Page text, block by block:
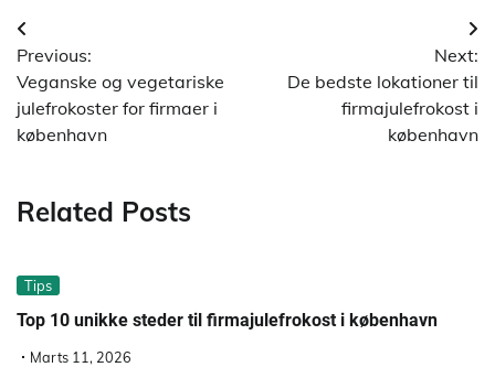
Indlægsnavigation
Previous:
Veganske og vegetariske
julefrokoster for firmaer i
københavn
Next:
De bedste lokationer til
firmajulefrokost i
københavn
Related Posts
Tips
Top 10 unikke steder til firmajulefrokost i københavn
Marts 11, 2026